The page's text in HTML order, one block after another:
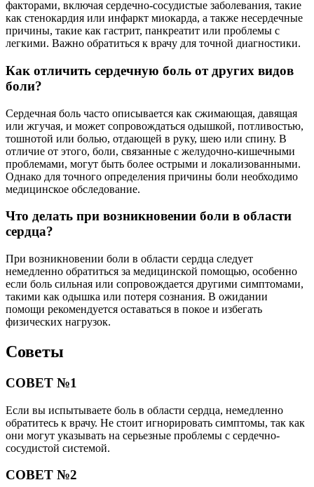
факторами, включая сердечно-сосудистые заболевания, такие
как стенокардия или инфаркт миокарда, а также несердечные
причины, такие как гастрит, панкреатит или проблемы с
легкими. Важно обратиться к врачу для точной диагностики.
Как отличить сердечную боль от других видов
боли?
Сердечная боль часто описывается как сжимающая, давящая
или жгучая, и может сопровождаться одышкой, потливостью,
тошнотой или болью, отдающей в руку, шею или спину. В
отличие от этого, боли, связанные с желудочно-кишечными
проблемами, могут быть более острыми и локализованными.
Однако для точного определения причины боли необходимо
медицинское обследование.
Что делать при возникновении боли в области
сердца?
При возникновении боли в области сердца следует
немедленно обратиться за медицинской помощью, особенно
если боль сильная или сопровождается другими симптомами,
такими как одышка или потеря сознания. В ожидании
помощи рекомендуется оставаться в покое и избегать
физических нагрузок.
Советы
СОВЕТ №1
Если вы испытываете боль в области сердца, немедленно
обратитесь к врачу. Не стоит игнорировать симптомы, так как
они могут указывать на серьезные проблемы с сердечно-
сосудистой системой.
СОВЕТ №2